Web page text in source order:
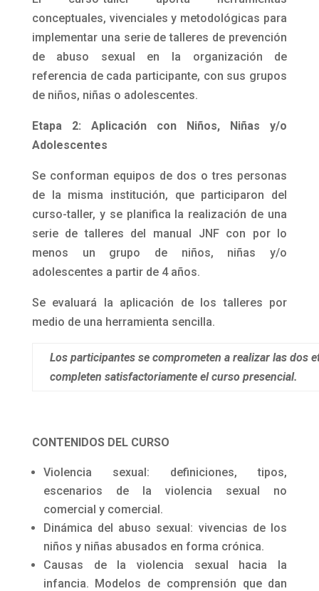
conceptuales, vivenciales y metodológicas para
implementar una serie de talleres de prevención
de abuso sexual en la organización de
referencia de cada participante, con sus grupos
de niños, niñas o adolescentes.
Etapa 2: Aplicación con Niños, Niñas y/o
Adolescentes
Se conforman equipos de dos o tres personas
de la misma institución, que participaron del
curso-taller, y se planifica la realización de una
serie de talleres del manual JNF con por lo
menos un grupo de niños, niñas y/o
adolescentes a partir de 4 años.
Se evaluará la aplicación de los talleres por
medio de una herramienta sencilla.
Los participantes se comprometen a realizar las dos
completen satisfactoriamente el curso presencial.
CONTENIDOS DEL CURSO
Violencia sexual: definiciones, tipos,
escenarios de la violencia sexual no
comercial y comercial.
Dinámica del abuso sexual: vivencias de los
niños y niñas abusados en forma crónica.
Causas de la violencia sexual hacia la
infancia. Modelos de comprensión que dan